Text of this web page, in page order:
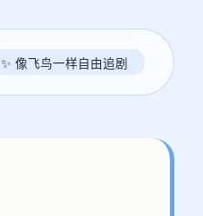
✨ 像飞鸟一样自由追剧